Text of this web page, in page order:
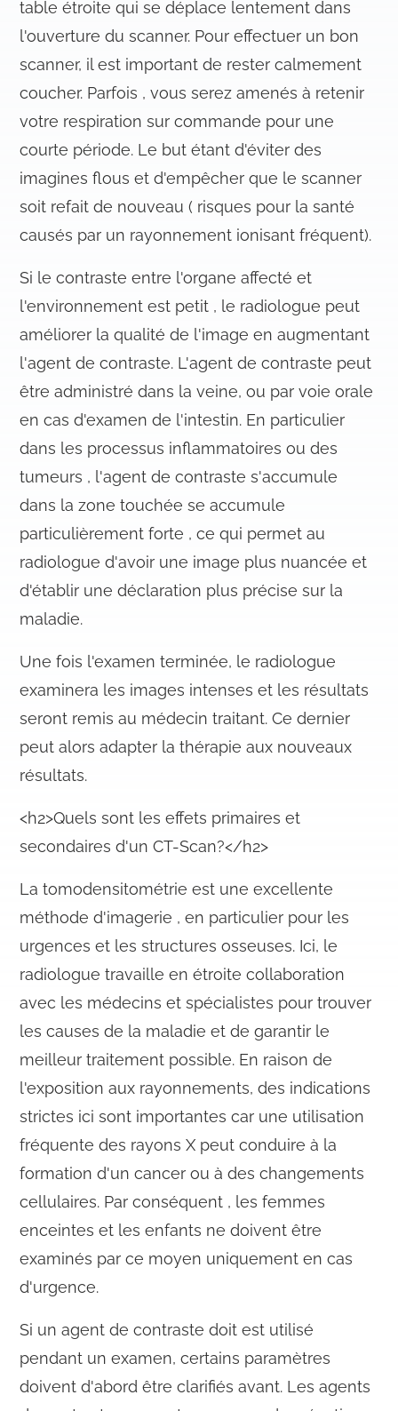
table étroite qui se déplace lentement dans
l'ouverture du scanner. Pour effectuer un bon
scanner, il est important de rester calmement
coucher. Parfois , vous serez amenés à retenir
votre respiration sur commande pour une
courte période. Le but étant d'éviter des
imagines flous et d'empêcher que le scanner
soit refait de nouveau ( risques pour la santé
causés par un rayonnement ionisant fréquent).
Si le contraste entre l'organe affecté et
l'environnement est petit , le radiologue peut
améliorer la qualité de l'image en augmentant
l'agent de contraste. L'agent de contraste peut
être administré dans la veine, ou par voie orale
en cas d'examen de l'intestin. En particulier
dans les processus inflammatoires ou des
tumeurs , l'agent de contraste s'accumule
dans la zone touchée se accumule
particulièrement forte , ce qui permet au
radiologue d'avoir une image plus nuancée et
d'établir une déclaration plus précise sur la
maladie.
Une fois l'examen terminée, le radiologue
examinera les images intenses et les résultats
seront remis au médecin traitant. Ce dernier
peut alors adapter la thérapie aux nouveaux
résultats.
<h2>Quels sont les effets primaires et
secondaires d'un CT-Scan?</h2>
La tomodensitométrie est une excellente
méthode d'imagerie , en particulier pour les
urgences et les structures osseuses. Ici, le
radiologue travaille en étroite collaboration
avec les médecins et spécialistes pour trouver
les causes de la maladie et de garantir le
meilleur traitement possible. En raison de
l'exposition aux rayonnements, des indications
strictes ici sont importantes car une utilisation
fréquente des rayons X peut conduire à la
formation d'un cancer ou à des changements
cellulaires. Par conséquent , les femmes
enceintes et les enfants ne doivent être
examinés par ce moyen uniquement en cas
d'urgence.
Si un agent de contraste doit est utilisé
pendant un examen, certains paramètres
doivent d'abord être clarifiés avant. Les agents